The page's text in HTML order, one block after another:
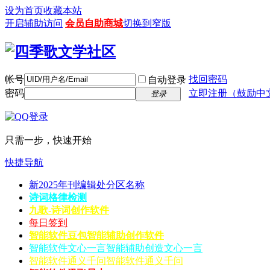
设为首页收藏本站
开启辅助访问 会员自助商城切换到窄版
帐号 自动登录 找回密码
密码
登录 立即注册（鼓励中
只需一步，快速开始
快捷导航
新2025年刊编辑处分区名称
诗词格律检测
九歌-诗词创作软件
每日签到
智能软件豆包智能辅助创作软件
智能软件文心一言智能辅助创造文心一言
智能软件通义千问智能软件通义千问